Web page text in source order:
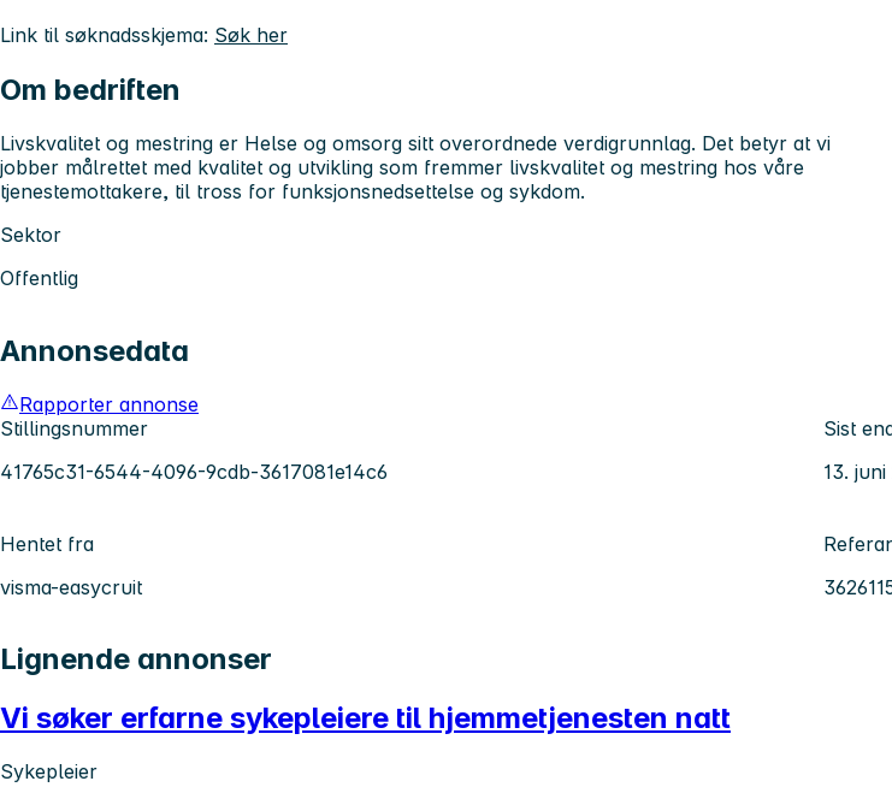
Link til søknadsskjema: Søk her
Om bedriften
Livskvalitet og mestring er Helse og omsorg sitt overordnede verdigrunnlag. Det betyr at vi
jobber målrettet med kvalitet og utvikling som fremmer livskvalitet og mestring hos våre
tjenestemottakere, til tross for funksjonsnedsettelse og sykdom.
Sektor
Offentlig
Annonsedata
Rapporter annonse
Stillingsnummer
41765c31-6544-4096-9cdb-3617081e14c6
Sist
13. juni
Hentet fra
visma-easycruit
Lignende annonser
Vi søker erfarne sykepleiere til hjemmetjenesten natt
Sykepleier